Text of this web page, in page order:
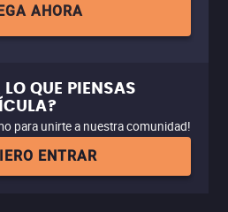
AHORA
QUE PIENSAS
para unirte a nuestra comunidad!
ENTRAR